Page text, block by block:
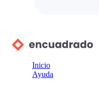
Inicio
Ayuda